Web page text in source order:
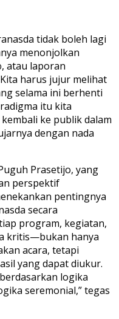
tidak boleh lagi
menonjolkan
atau laporan
harus jujur melihat
selama ini berhenti
itu kita
ke publik dalam
dengan nada
Prasetijo, yang
perspektif
pentingnya
secara
program, kegiatan,
kritis—bukan hanya
acara, tetapi
yang dapat diukur.
logika
seremonial,” tegas